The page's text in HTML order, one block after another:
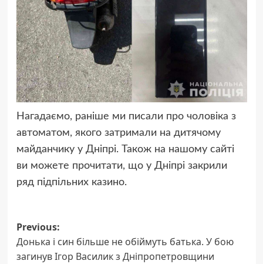
Нагадаємо, раніше ми писали про чоловіка з
автоматом, якого затримали на дитячому
майданчику у Дніпрі. Також на нашому сайті
ви можете прочитати, що у Дніпрі закрили
ряд підпільних казино.
Post
navigation
Previous:
Донька і син більше не обіймуть батька. У бою
загинув Ігор Василик з Дніпропетровщини